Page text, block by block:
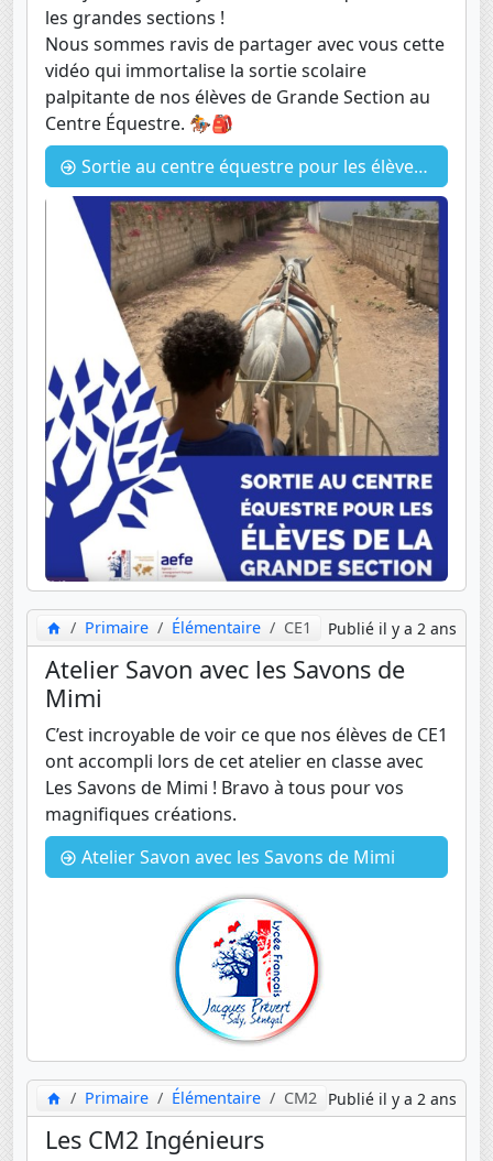
les grandes sections !
Nous sommes ravis de partager avec vous cette
vidéo qui immortalise la sortie scolaire
palpitante de nos élèves de Grande Section au
Centre Équestre. 🏇🎒
Sortie au centre équestre pour les élèves de Grande Section
Primaire Élémentaire CE1 Publié il y a 2 ans
Atelier Savon avec les Savons de
Mimi
C’est incroyable de voir ce que nos élèves de CE1
ont accompli lors de cet atelier en classe avec
Les Savons de Mimi ! Bravo à tous pour vos
magnifiques créations.
Atelier Savon avec les Savons de Mimi
Primaire Élémentaire CM2 Publié il y a 2 ans
Les CM2 Ingénieurs